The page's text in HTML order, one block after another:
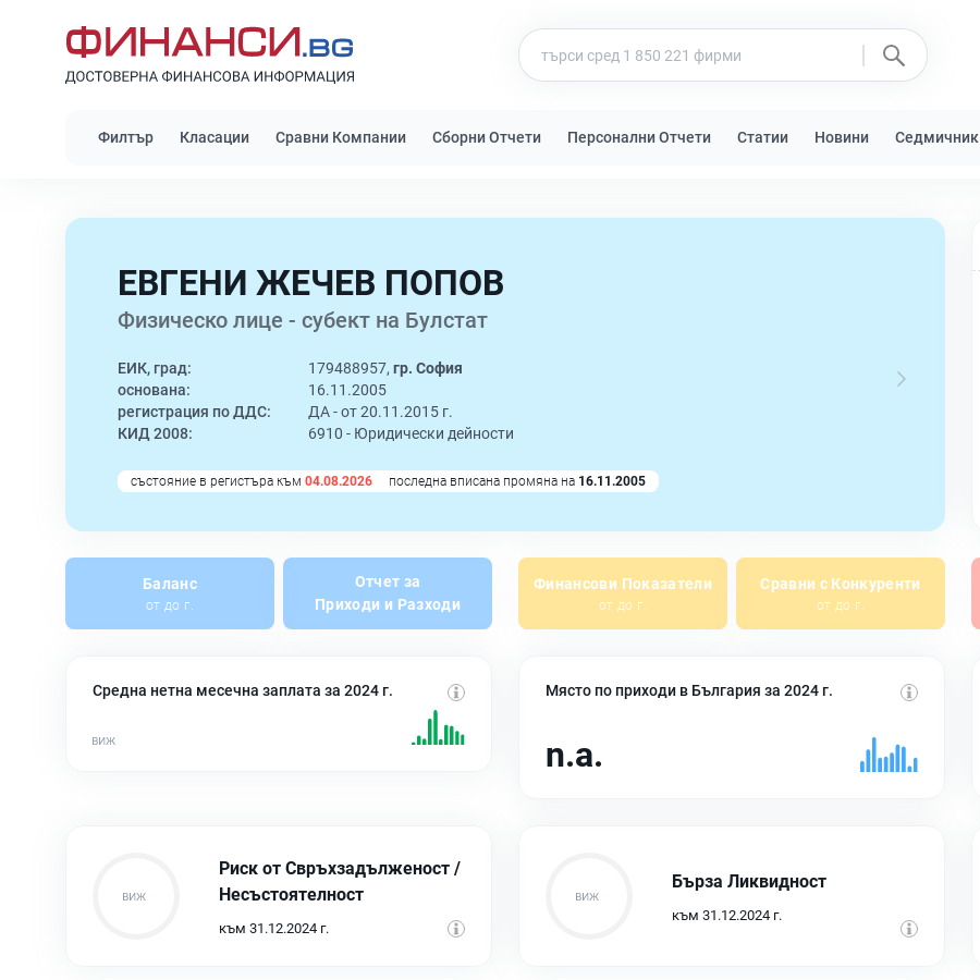
Филтър Класации Сравни Компании Сборни Отчети Персонални Отчети Статии Новини Седмичник
ЕВГЕНИ ЖЕЧЕВ ПОПОВ
Физическо лице - субект на Булстат
ЕИК, град: 179488957, гр. София
основана:
16.11.2005
регистрация по ДДС:
ДА - от 20.11.2015 г.
КИД 2008:
6910 - Юридически дейности
състояние в регистъра към 04.08.2026 последна вписана промяна на 16.11.2005
Баланс
от до г.
Отчет за
Приходи и Разходи
Финансови Показатели
от до г.
Сравни с Конкуренти
от до г.
Средна нетна месечна заплата за 2024 г. Място по приходи в България за 2024 г.
n.a.
Риск от Свръхзадълженост /
Несъстоятелност
към 31.12.2024 г.
Бърза Ликвидност
към 31.12.2024 г.